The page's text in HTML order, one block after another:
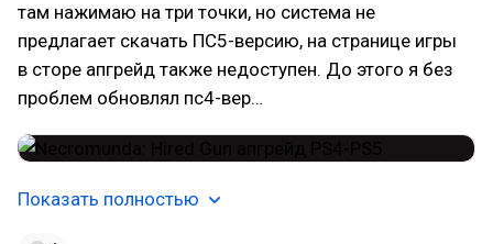
там нажимаю на три точки, но система не
предлагает скачать ПС5-версию, на странице игры
в сторе апгрейд также недоступен. До этого я без
проблем обновлял пс4-вер…
Показать полностью